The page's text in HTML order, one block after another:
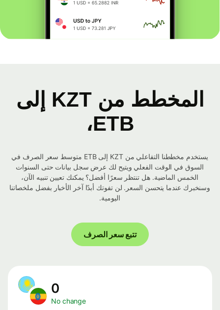
المخطط من KZT إلى
ETB،
يستخدم مخططنا التفاعلي من KZT إلى ETB متوسط ​​سعر الصرف في
السوق في الوقت الفعلي ويتيح لك عرض سجل بيانات حتى السنوات
الخمس الماضية. هل تنتظر سعرًا أفضل؟ يمكنك تعيين تنبيه الآن،
وسنخبرك عندما يتحسن السعر. لن تفوتك أبدًا آخر الأخبار بفضل ملخصاتنا
اليومية.
تتبع سعر الصرف
No change